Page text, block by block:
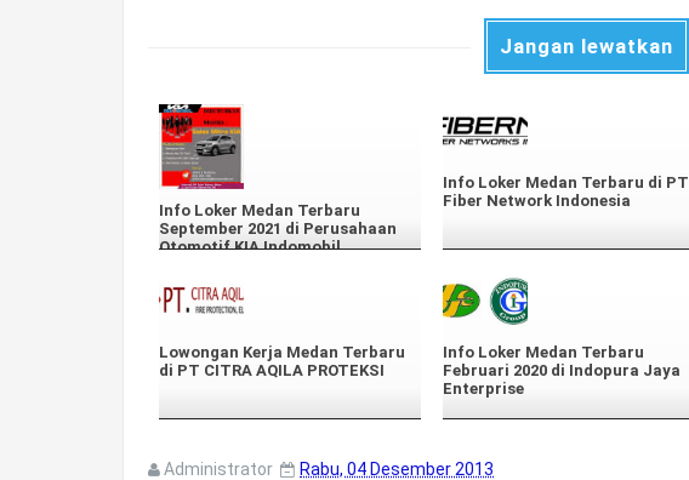
Jangan lewatkan
Info Loker Medan Terbaru
September 2021 di Perusahaan
Otomotif KIA Indomobil.
Info Loker Medan Terbaru di PT
Fiber Network Indonesia
Lowongan Kerja Medan Terbaru
di PT CITRA AQILA PROTEKSI
Info Loker Medan Terbaru
Februari 2020 di Indopura Jaya
Enterprise
Administrator Rabu, 04 Desember 2013